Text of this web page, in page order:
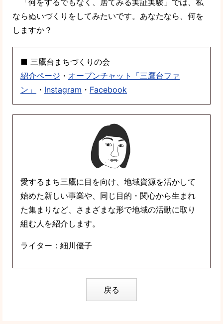
ならぬいづくりをしてみたいです。あなたなら、何を
しますか？
■ 三鷹台まちづくりの会
紹介ページ ・ オープンチャット「三鷹台ファ
ン」
・ Instagram ・ Facebook
愛するまち三鷹に目を向け、地域資源を活かして
始めた新しい事業や、同じ目的・関心から生まれ
た集まりなど、さまざまな形で地域の活動に取り
組む人を紹介します。
ライター：細川優子
戻る